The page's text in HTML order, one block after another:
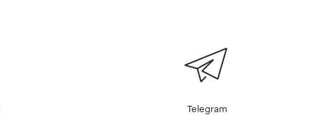
Telegram